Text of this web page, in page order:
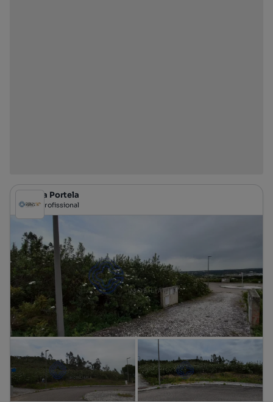
Casa da Portela
Profissional